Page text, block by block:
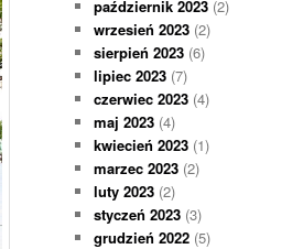
październik 2023 (2)
wrzesień 2023 (2)
sierpień 2023 (6)
lipiec 2023 (7)
czerwiec 2023 (4)
maj 2023 (4)
kwiecień 2023 (1)
marzec 2023 (2)
luty 2023 (2)
styczeń 2023 (3)
grudzień 2022 (5)